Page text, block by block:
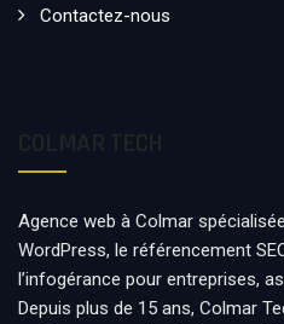
Contactez-nous
Agence web à Colmar
WordPress, le référencement
l’infogérance pour entreprises,
Depuis plus de 15 ans, Colmar